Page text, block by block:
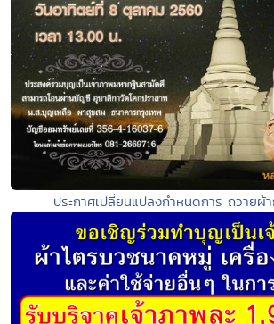
ประกาศเปลี่ยนแปลงกำหนดการ ถวาย